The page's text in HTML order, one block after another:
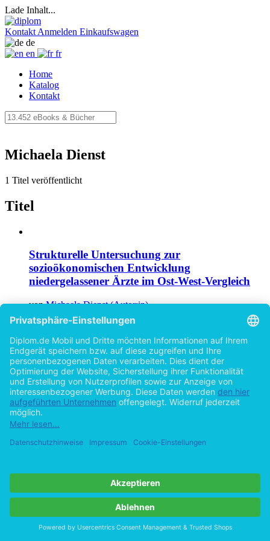
Lade Inhalt...
Kontakt Anmelden Einkaufswagen
de
en
fr
Home
Katalog
Kontakt
Michaela Dienst
1 Titel veröffentlicht
Titel
Strukturelle Untersuchung zur
sozioökonomischen Entwicklung
niedergelassener Ärzte im Ost-West-Vergleich
vonMichaela Dienst (Autor:in)
©2005 Diplomarbeit
Hilfe/FAQ
Impressum
Datenschutz
AGB
Vertrag widerrufen
Zur Desktop-Version
Copyright ©Imprint in der Bedey & Thoms Media GmbH
byOpen Publishing